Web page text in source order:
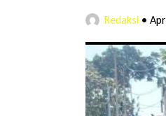
Redaksi •